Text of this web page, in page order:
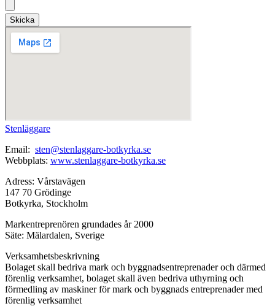
Skicka
Stenläggare
Email: sten@stenlaggare-botkyrka.se
Webbplats: www.stenlaggare-botkyrka.se
Adress: Vårstavägen
147 70 Grödinge
Botkyrka, Stockholm
Markentreprenören grundades år 2000
Säte: Mälardalen, Sverige
Verksamhetsbeskrivning
Bolaget skall bedriva mark och byggnadsentreprenader och därmed
förenlig verksamhet, bolaget skall även bedriva uthyrning och
förmedling av maskiner för mark och byggnads entreprenader med
förenlig verksamhet